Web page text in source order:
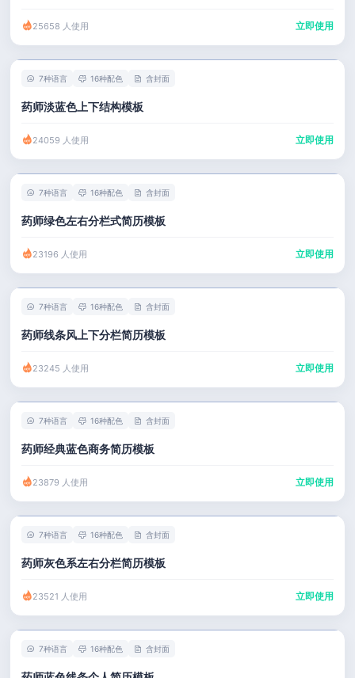
25658 人使用 立即使用
7种语言 16种配色 含封面
药师淡蓝色上下结构模板
24059 人使用 立即使用
7种语言 16种配色 含封面
药师绿色左右分栏式简历模板
23196 人使用 立即使用
7种语言 16种配色 含封面
药师线条风上下分栏简历模板
23245 人使用 立即使用
7种语言 16种配色 含封面
药师经典蓝色商务简历模板
23879 人使用 立即使用
7种语言 16种配色 含封面
药师灰色系左右分栏简历模板
23521 人使用 立即使用
7种语言 16种配色 含封面